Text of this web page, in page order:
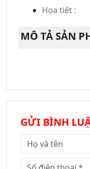
Họa tiết :
MÔ TẢ SẢN
GỬI BÌNH